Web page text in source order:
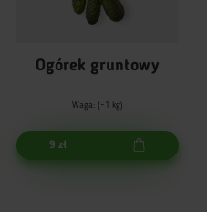
Ogórek gruntowy
Waga: (~1 kg)
9 zł